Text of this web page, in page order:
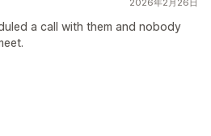
2026年2月26日
a call with them and nobody